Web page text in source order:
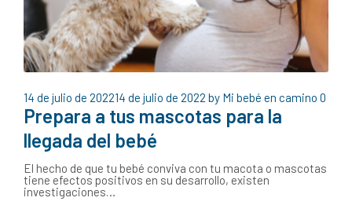
14 de julio de 202214 de julio de 2022 by Mi bebé en camino 0
Prepara a tus mascotas para la
llegada del bebé
El hecho de que tu bebé conviva con tu macota o mascotas
tiene efectos positivos en su desarrollo, existen
investigaciones…